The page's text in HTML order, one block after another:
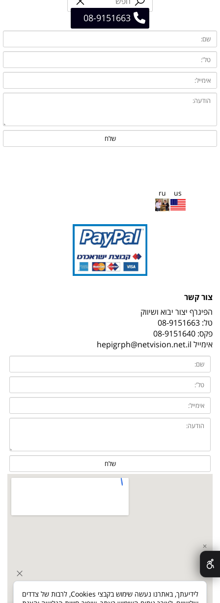
08-9151663
us
ru
צור קשר
הפיגרף יצור יבוא ושיווק
טל: 08-9151663
פקס: 08-9151640
אימייל hepigrph@netvision.net.il
✕
לידיעתך, באתרנו נעשה שימוש בקבצי Cookies, לרבות של צדדים